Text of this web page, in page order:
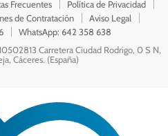
Frecuentes
Política de Privacidad
de Contratación
Aviso Legal
WhatsApp: 642 358 638
Carretera Ciudad Rodrigo, 0 S N,
Cáceres. (España)